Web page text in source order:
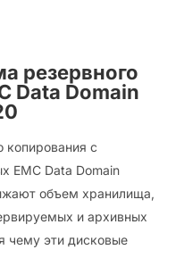
резервного
Data Domain
копирования с
EMC Data Domain
объем хранилища,
и архивных
чему эти дисковые